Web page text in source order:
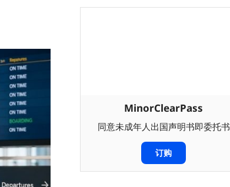
MinorClearPass
同意未成年人出国声明书即委托书
订购